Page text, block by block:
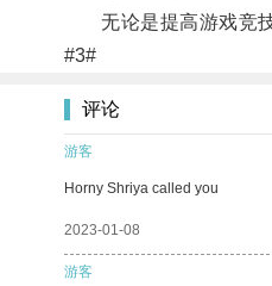
无论是提高游戏竞技
#3#
评论
游客
Horny Shriya called you
2023-01-08
游客